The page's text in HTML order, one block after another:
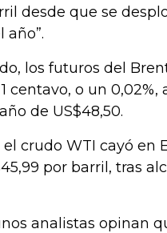
desde que se
los futuros del
centavo, o un 0,02%,
de US$48,50.
crudo WTI cayó en
por barril, tras
analistas opinan